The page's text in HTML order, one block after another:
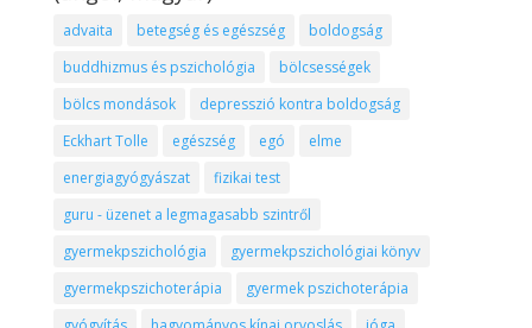
advaita betegség és egészség
boldogság
buddhizmus és pszichológia
bölcsességek
bölcs mondások
depresszió kontra boldogság
Eckhart Tolle
egészség egó
elme
energiagyógyászat
fizikai test
guru - üzenet a legmagasabb szintről
gyermekpszichológia
gyermekpszichológiai könyv
gyermekpszichoterápia
gyermek pszichoterápia